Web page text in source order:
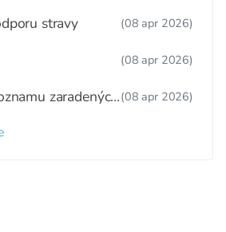
stravy (08 apr 2026)
(08 apr 2026)
zaradených(08 apr 2026)